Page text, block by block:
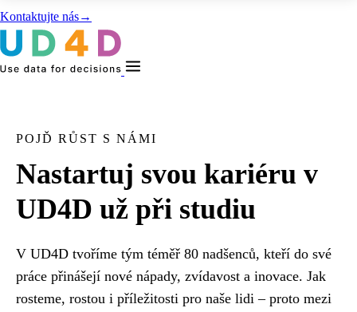
Kontaktujte nás→
POJĎ RŮST S NÁMI
Nastartuj svou kariéru v
UD4D už při studiu
V UD4D tvoříme tým téměř 80 nadšenců, kteří do své
práce přinášejí nové nápady, zvídavost a inovace. Jak
rosteme, rostou i příležitosti pro naše lidi – proto mezi